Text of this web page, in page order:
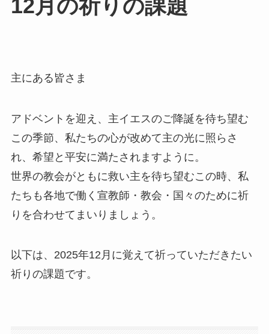
12月の祈りの課題
主にある皆さま
アドベントを迎え、主イエスのご降誕を待ち望む
この季節、私たちの心が改めて主の光に照らさ
れ、希望と平安に満たされますように。
世界の教会がともに救い主を待ち望むこの時、私
たちも各地で働く宣教師・教会・国々のために祈
りを合わせてまいりましょう。
以下は、2025年12月に覚えて祈っていただきたい
祈りの課題です。